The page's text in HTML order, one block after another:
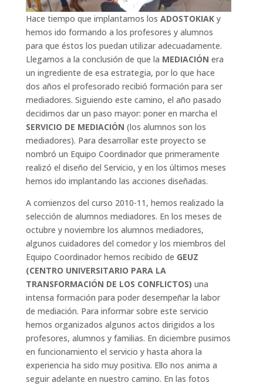
Hace tiempo que implantamos los ADOSTOKIAKy
hemos ido formando a los profesores y alumnos
para que éstos los puedan utilizar adecuadamente.
Llegamos a la conclusión de que la MEDIACIÓN era
un ingrediente de esa estrategia, por lo que hace
dos años el profesorado recibió formación para ser
mediadores. Siguiendo este camino, el año pasado
decidimos dar un paso mayor: poner en marcha el
SERVICIO DE MEDIACIÓN (los alumnos son los
mediadores). Para desarrollar este proyecto se
nombró un Equipo Coordinador que primeramente
realizó el diseño del Servicio, y en los últimos meses
hemos ido implantando las acciones diseñadas.
A comienzos del curso 2010-11, hemos realizado la
selección de alumnos mediadores. En los meses de
octubre y noviembre los alumnos mediadores,
algunos cuidadores del comedor y los miembros del
Equipo Coordinador hemos recibido de GEUZ
(CENTRO UNIVERSITARIO PARA LA
TRANSFORMACIÓN DE LOS CONFLICTOS) una
intensa formación para poder desempeñar la labor
de mediación. Para informar sobre este servicio
hemos organizados algunos actos dirigidos a los
profesores, alumnos y familias. En diciembre pusimos
en funcionamiento el servicio y hasta ahora la
experiencia ha sido muy positiva. Ello nos anima a
seguir adelante en nuestro camino. En las fotos